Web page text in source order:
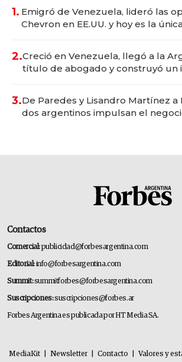
1. Emigró de Venezuela, lideró las
Chevron en EE.UU. y hoy es la
2.Creció en Venezuela, llegó a la
título de abogado y construyó un
3.De Paredes y Lisandro Martínez a
dos argentinos impulsan el
Contactos
Comercial:publicidad@forbesargentina.com
Editorial:info@forbesargentina.com
Summit:summitforbes@forbesargentina.com
Suscripciones:suscripciones@forbes.ar
Forbes Argentina es publicada por HT Media SA.
MediaKit Newsletter Contacto Valores y